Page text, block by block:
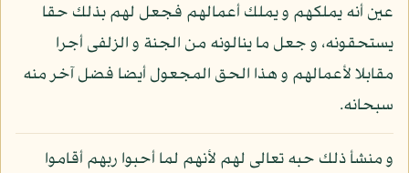
عين أنه يملكهم و يملك أعمالهم فجعل لهم بذلك حقا
يستحقونه، و جعل ما ينالونه من الجنة و الزلفى أجرا
مقابلا لأعمالهم و هذا الحق المجعول أيضا فضل آخر منه
سبحانه.
و منشأ ذلك حبه تعالى لهم لأنهم لما أحبوا ربهم أقاموا